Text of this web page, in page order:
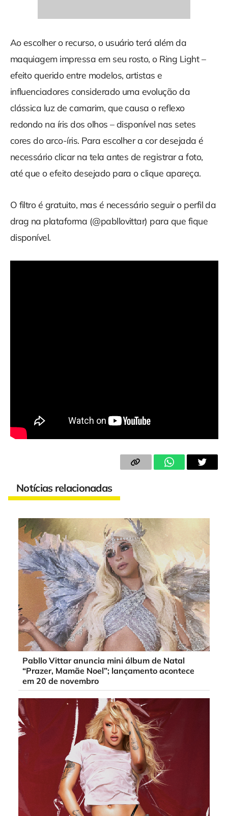
Ao escolher o recurso, o usuário terá além da
maquiagem impressa em seu rosto, o Ring Light –
efeito querido entre modelos, artistas e
influenciadores considerado uma evolução da
clássica luz de camarim, que causa o reflexo
redondo na íris dos olhos – disponível nas setes
cores do arco-íris. Para escolher a cor desejada é
necessário clicar na tela antes de registrar a foto,
até que o efeito desejado para o clique apareça.
O filtro é gratuito, mas é necessário seguir o perfil da
drag na plataforma (@pabllovittar) para que fique
disponível.
Notícias relacionadas
Pabllo Vittar anuncia mini álbum de Natal
“Prazer, Mamãe Noel”; lançamento acontece
em 20 de novembro